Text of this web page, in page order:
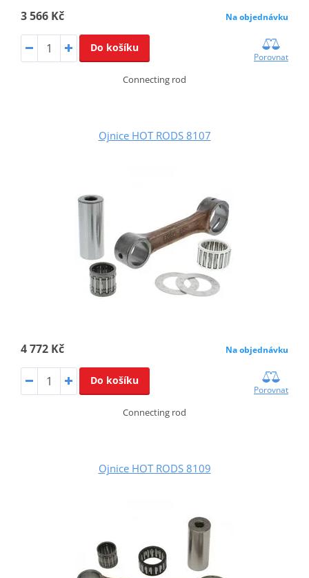
3 566 Kč Na objednávku
Do košíku
Porovnat
Connecting rod
Ojnice HOT RODS 8107
4 772 Kč Na objednávku
Do košíku
Porovnat
Connecting rod
Ojnice HOT RODS 8109